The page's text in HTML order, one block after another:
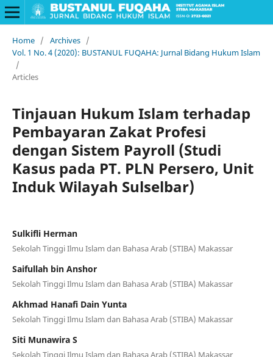
Home / Archives /
Vol. 1 No. 4 (2020): BUSTANUL FUQAHA: Jurnal Bidang Hukum Islam
/
Articles
Tinjauan Hukum Islam terhadap
Pembayaran Zakat Profesi
dengan Sistem Payroll (Studi
Kasus pada PT. PLN Persero, Unit
Induk Wilayah Sulselbar)
Sulkifli Herman
Sekolah Tinggi Ilmu Islam dan Bahasa Arab (STIBA) Makassar
Saifullah bin Anshor
Sekolah Tinggi Ilmu Islam dan Bahasa Arab (STIBA) Makassar
Akhmad Hanafi Dain Yunta
Sekolah Tinggi Ilmu Islam dan Bahasa Arab (STIBA) Makassar
Siti Munawira S
Sekolah Tinggi Ilmu Islam dan Bahasa Arab (STIBA) Makassar